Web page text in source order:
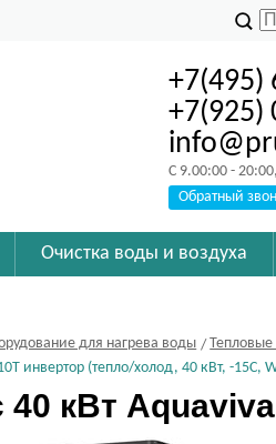
+7(495)
+7(925)
C 9.00:00 -
Обратный
Очистка воды и воздуха
для нагрева воды
Тепловые
инвертор (тепло/холод, 40 кВт, -15С,
кВт